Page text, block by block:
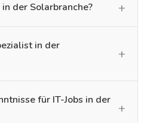
der Solarbranche?
in der
für IT-Jobs in der